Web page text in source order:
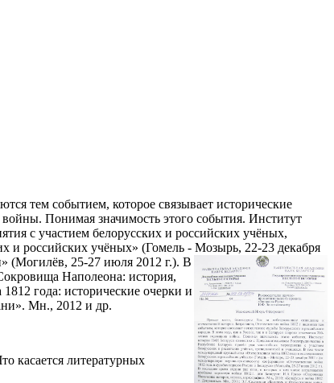
тем событием, которое связывает исторические
Понимая значимость этого события. Институт
с участием белорусских и российских учёных,
и российских учёных» (Гомель - Мозырь, 22-23 декабря
(Могилёв, 25-27 июля 2012 г.). В
Наполеона: история,
года: исторические очерки и
Мн., 2012 и др.
касается литературных